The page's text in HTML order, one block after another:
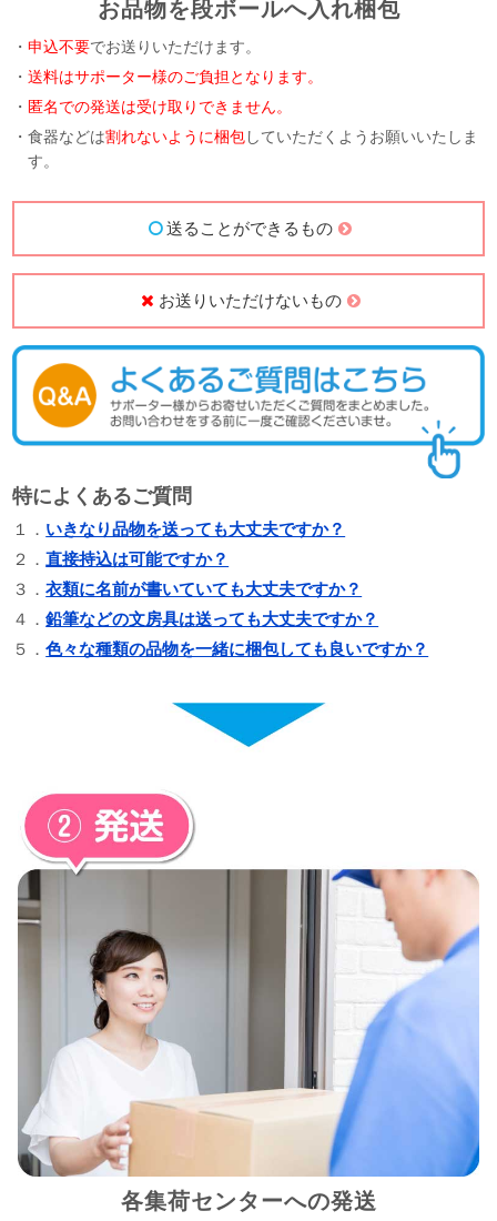
お品物を段ボールへ入れ梱包
申込不要 でお送りいただけます。
・送料はサポーター様のご負担となります。
・匿名での発送は受け取りできません。
・食器などは割れないように梱包していただくようお願いいたしま
す。
送ることができるもの
お送りいただけないもの
特によくあるご質問
１．いきなり品物を送っても大丈夫ですか？
２．直接持込は可能ですか？
３．衣類に名前が書いていても大丈夫ですか？
４．鉛筆などの文房具は送っても大丈夫ですか？
５．色々な種類の品物を一緒に梱包しても良いですか？
各集荷センターへの発送